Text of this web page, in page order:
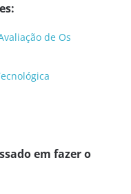
de Os
em fazer o